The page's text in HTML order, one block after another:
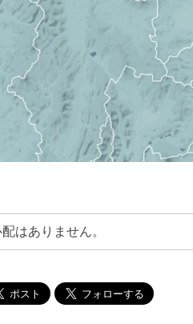
はありません。